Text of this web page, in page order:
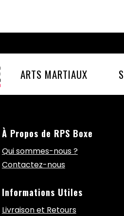
ARTS MARTIAUX
À Propos de RPS Boxe
Qui sommes-nous ?
Contactez-nous
Informations Utiles
Livraison et Retours